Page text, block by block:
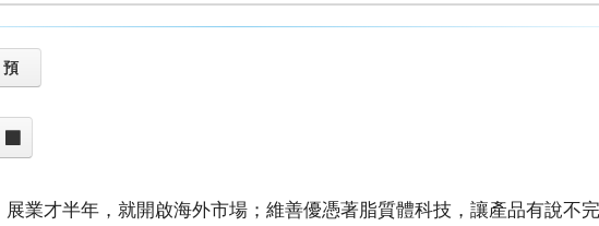
預
業才半年，就開啟海外市場；維善優憑著脂質體科技，讓產品有說不